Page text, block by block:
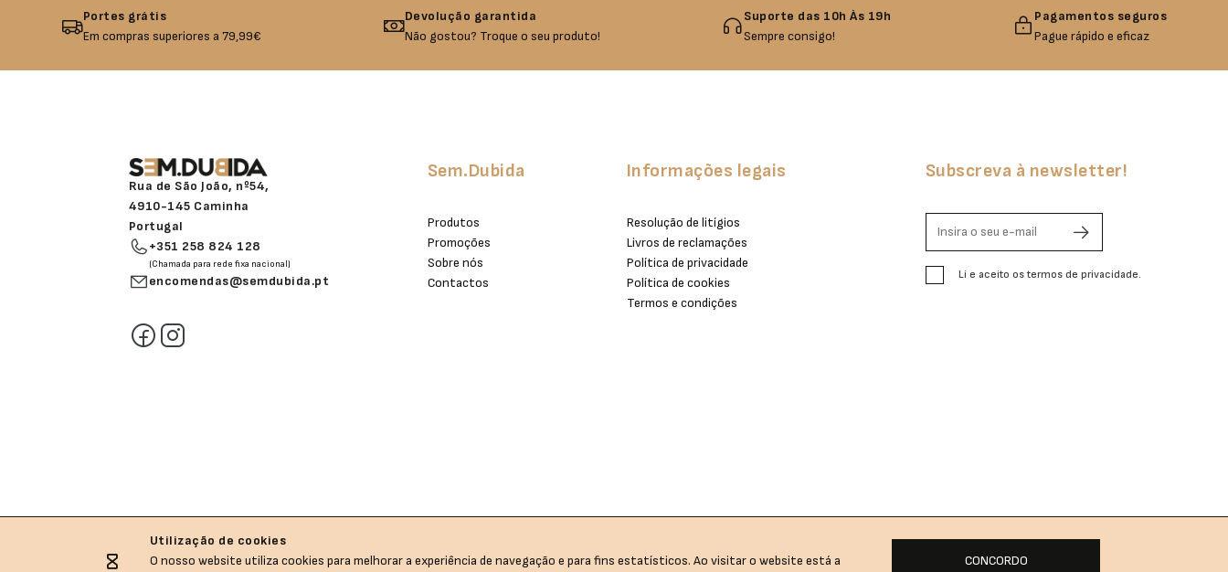
Portes grátis
Em compras superiores a 79,99€
Devolução garantida
Não gostou? Troque o seu produto!
Suporte das 10h Às 19h
Sempre consigo!
Pagamentos seguros
Pague rápido e eficaz
Rua de São João, nº54,
4910-145 Caminha
Portugal
+351 258 824 128
(Chamada para rede fixa nacional)
encomendas@semdubida.pt
Sem.Dubida
Produtos
Promoções
Sobre nós
Contactos
Informações legais
Resolução de litígios
Livros de reclamações
Política de privacidade
Política de cookies
Termos e condições
Subscreva à newsletter!
Li e aceito os termos de privacidade.
Sem.Dubida © All rights reserved.
Utilização de cookies
O nosso website utiliza cookies para melhorar a experiência de navegação e para fins estatísticos. Ao visitar o website está a
CONCORDO